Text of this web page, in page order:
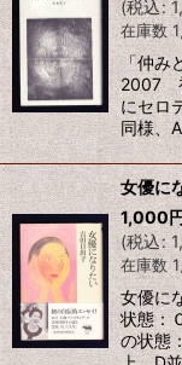
(税込:
在庫数 1
「仲み
2007
にセロ
同様、
女優に
1,000
(税込:
在庫数 1
女優に
状態：
の状態